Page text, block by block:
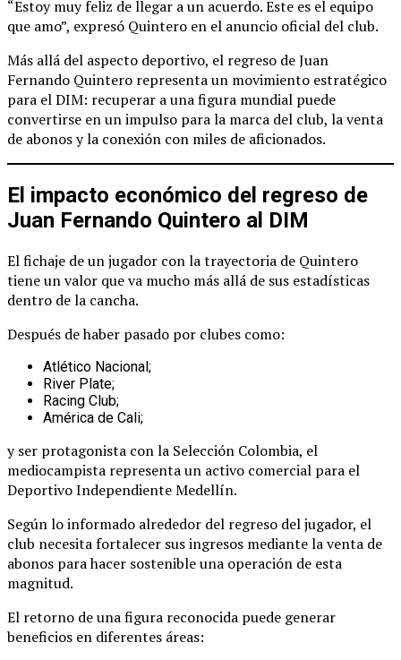
“Estoy muy feliz de llegar a un acuerdo. Este es el equipo
que amo”, expresó Quintero en el anuncio oficial del club.
Más allá del aspecto deportivo, el regreso de Juan
Fernando Quintero representa un movimiento estratégico
para el DIM: recuperar a una figura mundial puede
convertirse en un impulso para la marca del club, la venta
de abonos y la conexión con miles de aficionados.
El impacto económico del regreso de
Juan Fernando Quintero al DIM
El fichaje de un jugador con la trayectoria de Quintero
tiene un valor que va mucho más allá de sus estadísticas
dentro de la cancha.
Después de haber pasado por clubes como:
Atlético Nacional;
River Plate;
Racing Club;
América de Cali;
y ser protagonista con la Selección Colombia, el
mediocampista representa un activo comercial para el
Deportivo Independiente Medellín.
Según lo informado alrededor del regreso del jugador, el
club necesita fortalecer sus ingresos mediante la venta de
abonos para hacer sostenible una operación de esta
magnitud.
El retorno de una figura reconocida puede generar
beneficios en diferentes áreas: